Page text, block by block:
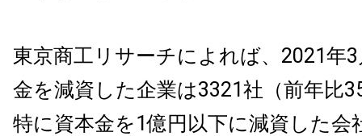
東京商工リサーチによれば、2021年
金を減資した企業は3321社（前年比
特に資本金を1億円以下に減資した会